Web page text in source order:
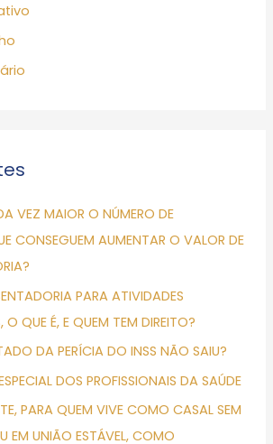
VEZ MAIOR O NÚMERO DE
CONSEGUEM AUMENTAR O VALOR DE
PARA ATIVIDADES
QUE É, E QUEM TEM DIREITO?
DA PERÍCIA DO INSS NÃO SAIU?
DOS PROFISSIONAIS DA SAÚDE
PARA QUEM VIVE COMO CASAL SEM
EM UNIÃO ESTÁVEL, COMO